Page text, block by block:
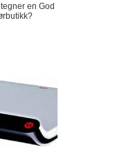
en God